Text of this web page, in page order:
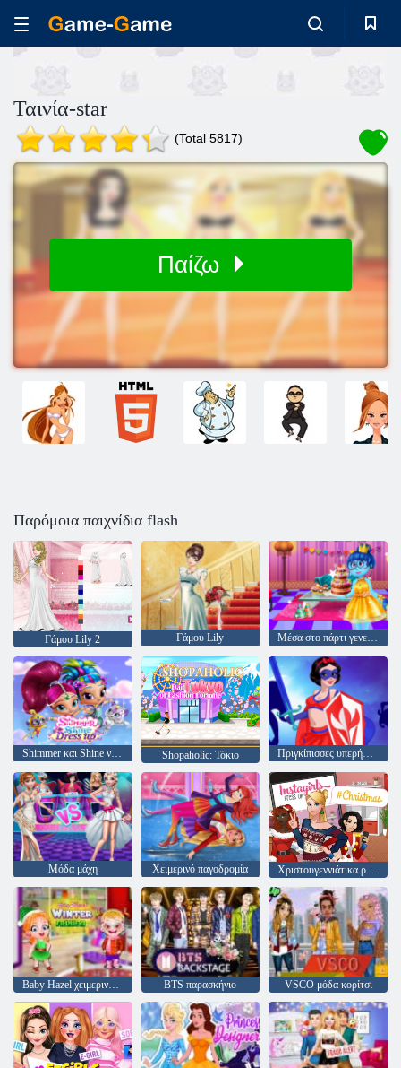
Ταινία-star
(Total 5817)
Παίζω
Παρόμοια παιχνίδια flash
Γάμου Lily 2 Γάμου Lily Μέσα στο πάρτι γενεθλίων
Shimmer και Shine ντύνομαι Shopaholic: Τόκιο Πριγκίπισσες υπερήρωες
Μόδα μάχη Χειμερινό παγοδρομία Χριστουγεννιάτικα ρούχα InstaGirls
Baby Hazel χειμερινή μόδα BTS παρασκήνιο VSCO μόδα κορίτσι